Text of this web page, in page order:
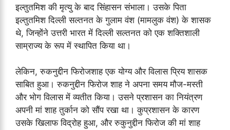
इल्तुतमिश की मृत्यु के बाद सिंहासन संभाला। उसके पिता
इल्तुतमिश दिल्ली सल्तनत के गुलाम वंश (मामलुक वंश) के शासक
थे, जिन्होंने उत्तरी भारत में दिल्ली सल्तनत को एक शक्तिशाली
साम्राज्य के रूप में स्थापित किया था।
लेकिन, रुकनुद्दीन फिरोजशाह एक योग्य और विलास प्रिय शासक
साबित हुआ। रुकनुद्दीन फिरोज शाह ने अपना समय मौज-मस्ती
और भोग विलास में व्यतीत किया। उसने प्रशासन का नियंत्रण
अपनी मां शाह तुर्कान को सौंप रखा था। कुप्रशासन के कारण
उसके खिलाफ विद्रोह हुआ, और रुकुनुद्दीन फिरोज की मां शाह